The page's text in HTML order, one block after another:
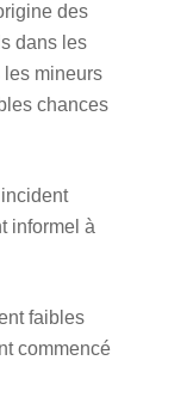
des
dans les
mineurs
chances
informel à
faibles
commencé